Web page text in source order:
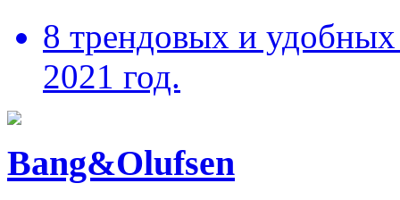
8 трендовых и удобных
2021 год.
Bang&Olufsen